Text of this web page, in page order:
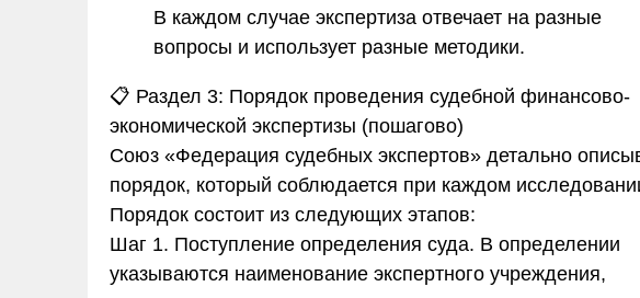
В каждом случае экспертиза отвечает на разные
вопросы и использует разные методики.
📋 Раздел 3: Порядок проведения судебной финансово-
экономической экспертизы (пошагово)
Союз «Федерация судебных экспертов» детально
порядок, который соблюдается при каждом
Порядок состоит из следующих этапов:
Шаг 1. Поступление определения суда. В определении
указываются наименование экспертного учреждения,